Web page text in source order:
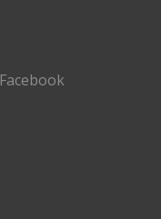
Facebook